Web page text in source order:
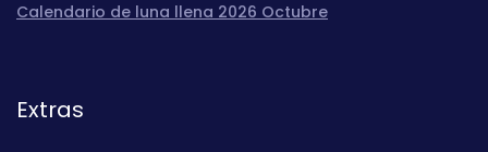
Calendario de luna llena 2026 Octubre
Extras